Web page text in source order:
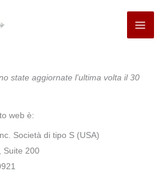
state aggiornate l'ultima volta il 30
web è:
Società di tipo S (USA)
Suite 200